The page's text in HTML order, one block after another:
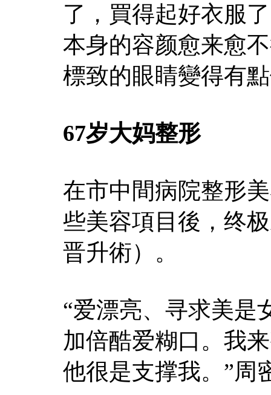
了，買得起好衣服
本身的容颜愈来愈
標致的眼睛變得有
67岁大妈整形
在市中間病院整形
些美容項目後，终
晋升術）。
“爱漂亮、寻求美是
加倍酷爱糊口。我
他很是支撑我。”周